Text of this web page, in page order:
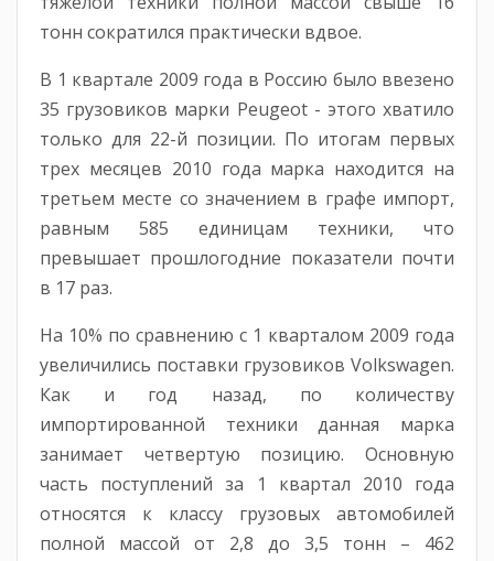
тонн сократился практически вдвое.
В 1 квартале 2009 года в Россию было ввезено
35 грузовиков марки Peugeot - этого хватило
только для 22-й позиции. По итогам первых
трех месяцев 2010 года марка находится на
третьем месте со значением в графе импорт,
равным 585 единицам техники, что
превышает прошлогодние показатели почти
в 17 раз.
На 10% по сравнению с 1 кварталом 2009 года
увеличились поставки грузовиков Volkswagen.
Как и год назад, по количеству
импортированной техники данная марка
занимает четвертую позицию. Основную
часть поступлений за 1 квартал 2010 года
относятся к классу грузовых автомобилей
полной массой от 2,8 до 3,5 тонн – 462